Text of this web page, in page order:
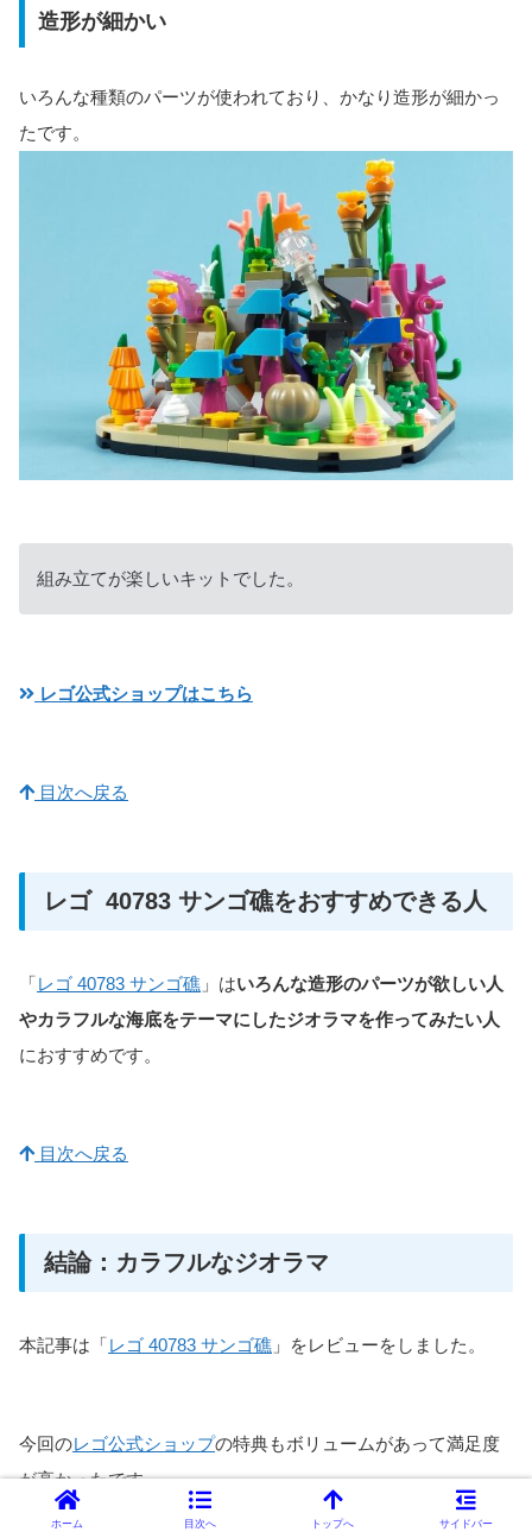
造形が細かい
いろんな種類のパーツが使われており、かなり造形が細かっ
たです。
組み立てが楽しいキットでした。
レゴ公式ショップはこちら
目次へ戻る
レゴ 40783 サンゴ礁をおすすめできる人
「レゴ 40783 サンゴ礁 」はいろんな造形のパーツが欲しい人
やカラフルな海底をテーマにしたジオラマを作ってみたい人
におすすめです。
目次へ戻る
結論：カラフルなジオラマ
本記事は「レゴ 40783 サンゴ礁 」をレビューをしました。
今回のレゴ公式ショップの特典もボリュームがあって満足度
が高かったです。
ホーム 目次へ トップへ サイドバー